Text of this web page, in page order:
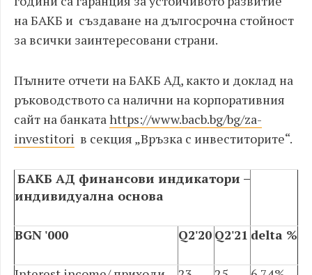
на БАКБ и създаване на дългосрочна стойност
за всички заинтересовани страни.
Пълните отчети на БАКБ АД, както и доклад на
ръководството са налични на корпоративния
сайт на банкатаhttps://www.bacb.bg/bg/za-
investitori в секция „Връзка с инвеститорите“.
БАКБ АД финансови индикатори –
индивидуална основа
BGN '000 Q2'20 Q2'21 delta %